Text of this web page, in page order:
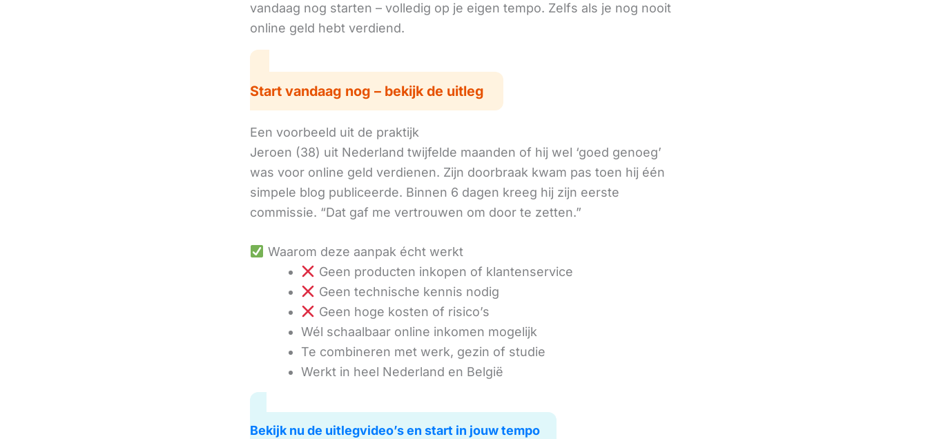
vandaag nog starten – volledig op je eigen tempo. Zelfs als je nog nooit
online geld hebt verdiend.
Start vandaag nog – bekijk de uitleg
Een voorbeeld uit de praktijk
Jeroen (38) uit Nederland twijfelde maanden of hij wel ‘goed genoeg’
was voor online geld verdienen. Zijn doorbraak kwam pas toen hij één
simpele blog publiceerde. Binnen 6 dagen kreeg hij zijn eerste
commissie. “Dat gaf me vertrouwen om door te zetten.”
Waarom deze aanpak écht werkt
Geen producten inkopen of klantenservice
Geen technische kennis nodig
Geen hoge kosten of risico’s
Wél schaalbaar online inkomen mogelijk
Te combineren met werk, gezin of studie
Werkt in heel Nederland en België
Bekijk nu de uitlegvideo’s en start in jouw tempo